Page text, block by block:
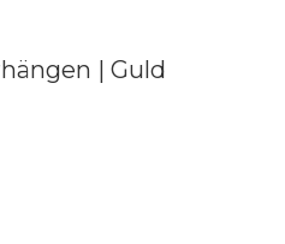
| Guld